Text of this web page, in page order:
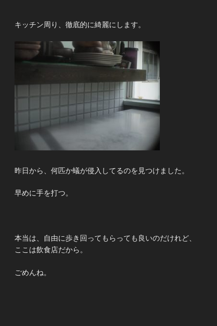
キッチン周り、徹底的に綺麗にします。
昨日から、何匹か蟻が侵入してるのを見つけました。
早めに手を打つ。
本当は、自由に歩き回ってもらっても良いのだけれど、
ここは飲食店だから。
ごめんね。